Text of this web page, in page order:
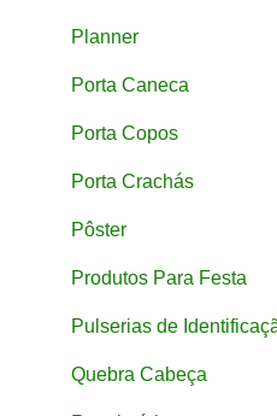
Planner
Porta Caneca
Porta Copos
Porta Crachás
Pôster
Produtos Para Festa
Pulserias de
Quebra Cabeça